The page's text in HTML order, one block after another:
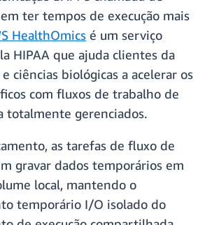
ter tempos de execução mais
HealthOmics é um serviço
HIPAA que ajuda clientes da
ciências biológicas a acelerar os
com fluxos de trabalho de
totalmente gerenciados.
as tarefas de fluxo de
gravar dados temporários em
local, mantendo o
temporário I/O isolado do